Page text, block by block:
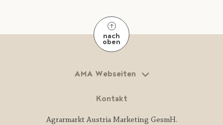
nach
oben
AMA Webseiten
Kontakt
Agrarmarkt Austria Marketing GesmH.